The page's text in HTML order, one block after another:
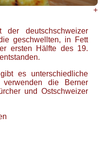
+
deutschschweizer
geschwellten, in Fett
ersten Hälfte des 19.
es unterschiedliche
verwenden die Berner
und Ostschweizer